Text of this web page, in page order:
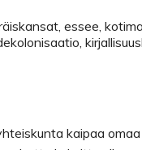
essee,
kaipaa